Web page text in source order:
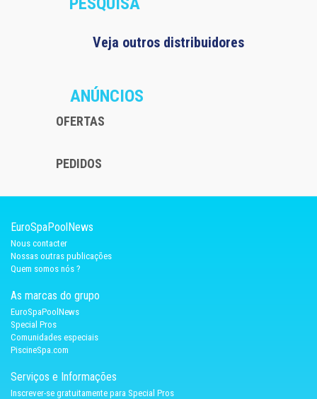
Veja outros distribuidores
ANÚNCIOS
OFERTAS
PEDIDOS
EuroSpaPoolNews
Nous contacter
Nossas outras publicações
Quem somos nós ?
As marcas do grupo
EuroSpaPoolNews
Special Pros
Comunidades especiais
PiscineSpa.com
Serviços e Informações
Inscrever-se gratuitamente para Special Pros